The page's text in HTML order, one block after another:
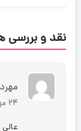
نقد و بررسی
24 مهر 1404
عالی